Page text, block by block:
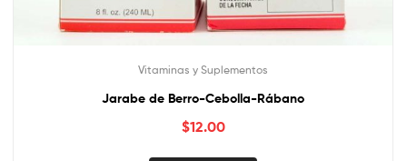
Vitaminas y Suplementos
Jarabe de Berro-Cebolla-Rábano
$12.00